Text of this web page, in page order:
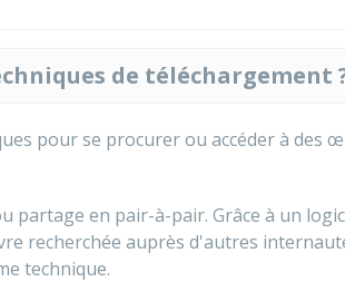
de téléchargement
pour se procurer ou accéder à des
partage en pair-à-pair. Grâce à un
recherchée auprès d'autres
technique.